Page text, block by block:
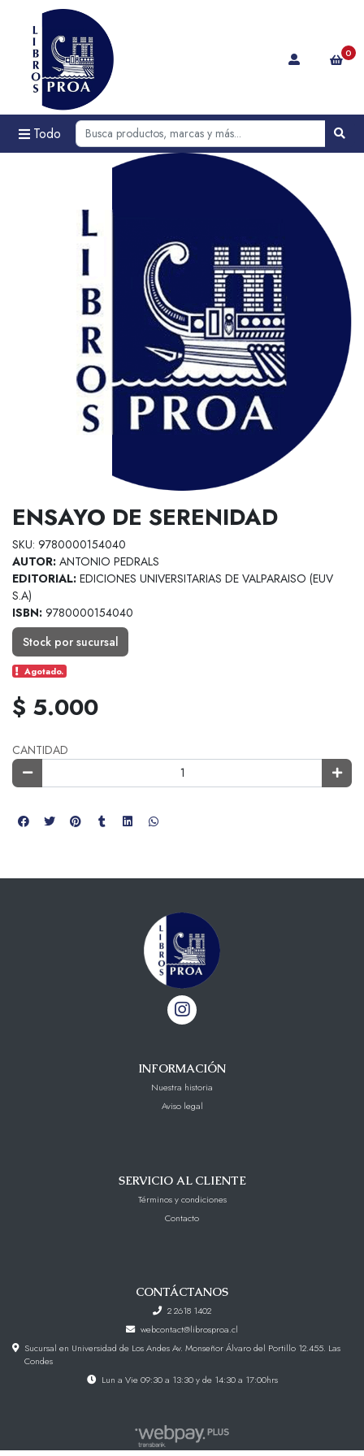
Todo
0
ENSAYO DE SERENIDAD
SKU: 9780000154040
AUTOR: ANTONIO PEDRALS
EDITORIAL: EDICIONES UNIVERSITARIAS DE VALPARAISO (EUV
S.A)
ISBN: 9780000154040
Stock por sucursal
Agotado.
$ 5.000
CANTIDAD
INFORMACIÓN
Nuestra historia
Aviso legal
SERVICIO AL CLIENTE
Términos y condiciones
Contacto
CONTÁCTANOS
2 2618 1402
webcontact@librosproa.cl
Sucursal en Universidad de Los Andes Av. Monseñor Álvaro del Portillo 12.455. Las
Condes
Lun a Vie 09:30 a 13:30 y de 14:30 a 17:00hrs